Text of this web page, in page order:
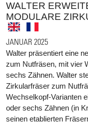
WALTER
MODULARE
JANUAR 2025
Walter präsentiert eine
zum Nutfräsen, mit vier
sechs Zähnen. Walter
Zirkularfräser zum
Wechselkopf-Varianten
oder sechs Zähnen (in
seinen etablierten